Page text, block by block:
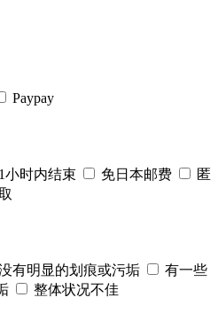
Paypay
1小时内结束 免日本邮费
匿
有明显的划痕或污垢
有一些
整体状况不佳